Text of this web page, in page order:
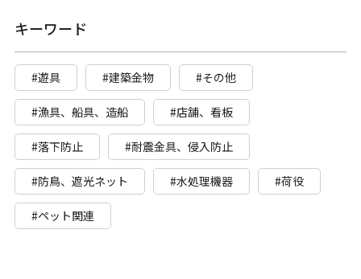
キーワード
#遊具 #建築金物 #その他
#漁具、船具、造船 #店舗、看板
#落下防止 #耐震金具、侵入防止
#防鳥、遮光ネット #水処理機器 #荷役
#ペット関連